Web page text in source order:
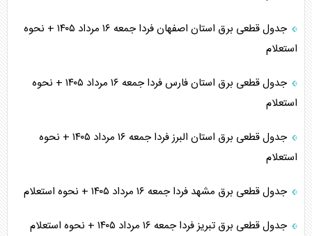
جدول قطعی برق استان اصفهان فردا جمعه ۱۶ مرداد ۱۴۰۵ + نحوه
استعلام
جدول قطعی برق استان فارس فردا جمعه ۱۶ مرداد ۱۴۰۵ + نحوه
استعلام
جدول قطعی برق استان البرز فردا جمعه ۱۶ مرداد ۱۴۰۵ + نحوه
استعلام
جدول قطعی برق مشهد فردا جمعه ۱۶ مرداد ۱۴۰۵ + نحوه استعلام
جدول قطعی برق تبریز فردا جمعه ۱۶ مرداد ۱۴۰۵ + نحوه استعلام